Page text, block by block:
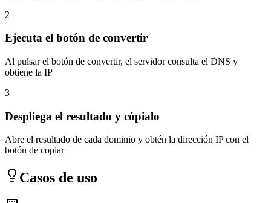
2
Ejecuta el botón de convertir
Al pulsar el botón de convertir, el servidor consulta el DNS y
obtiene la IP
3
Despliega el resultado y cópialo
Abre el resultado de cada dominio y obtén la dirección IP con el
botón de copiar
Casos de uso